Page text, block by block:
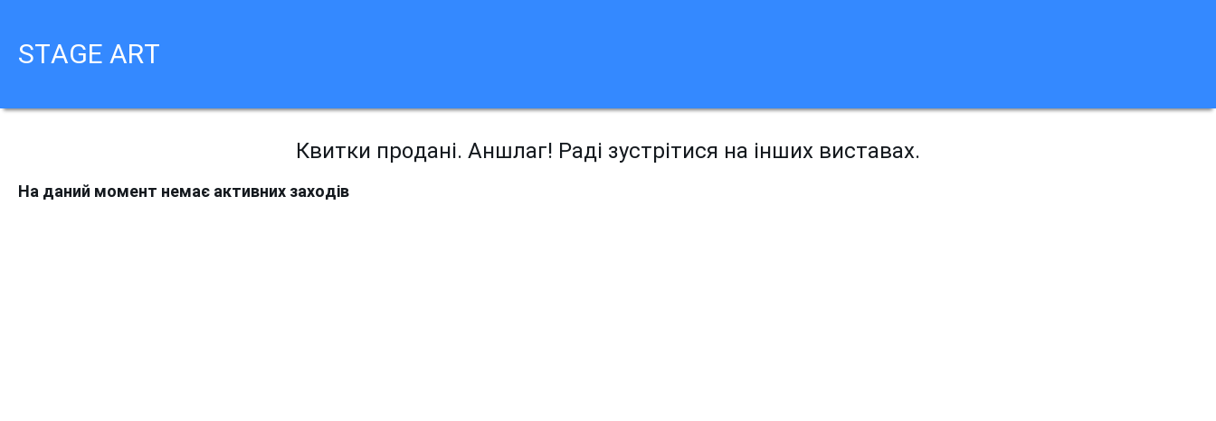
STAGE ART
Квитки продані. Аншлаг! Раді зустрітися на інших виставах.
На даний момент немає активних заходів